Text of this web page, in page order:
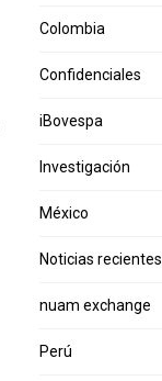
Colombia
Confidenciales
iBovespa
Investigación
México
Noticias recientes
nuam exchange
Perú